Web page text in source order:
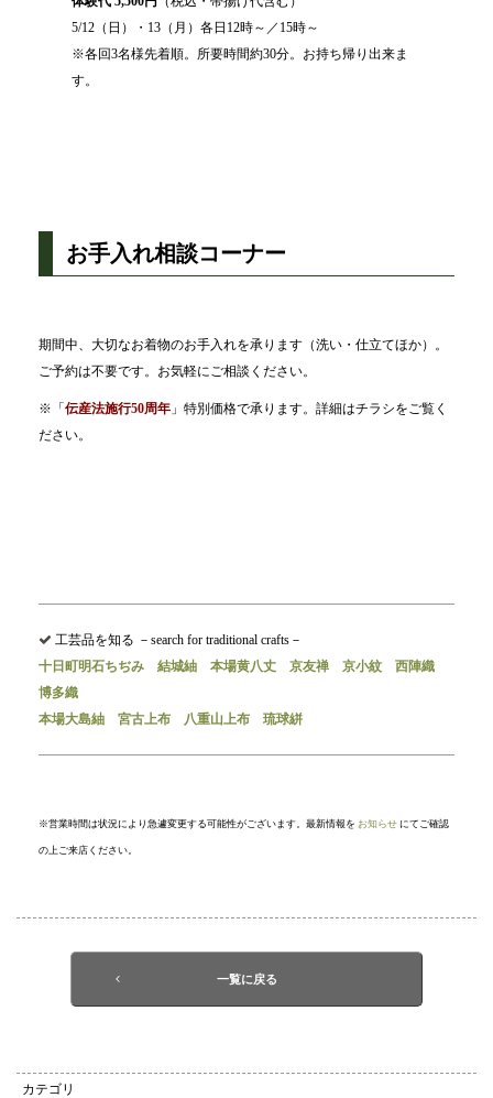
5/12（日）・13（月）各日12時～／15時～
※各回3名様先着順。所要時間約30分。お持ち帰り出来ま
す。
お手入れ相談コーナー
期間中、大切なお着物のお手入れを承ります（洗い・仕立てほか）。
ご予約は不要です。お気軽にご相談ください。
※「伝産法施行50周年 」特別価格で承ります。詳細はチラシをご覧く
ださい。
工芸品を知る －search for traditional crafts－
十日町明石ちぢみ
結城紬 本場黄八丈 京友禅 京小紋
西陣織
博多織
本場大島紬
宮古上布 八重山上布 琉球絣
※営業時間は状況により急遽変更する可能性がございます。最新情報を お知らせ にてご確認
の上ご来店ください。
一覧に戻る
カテゴリ